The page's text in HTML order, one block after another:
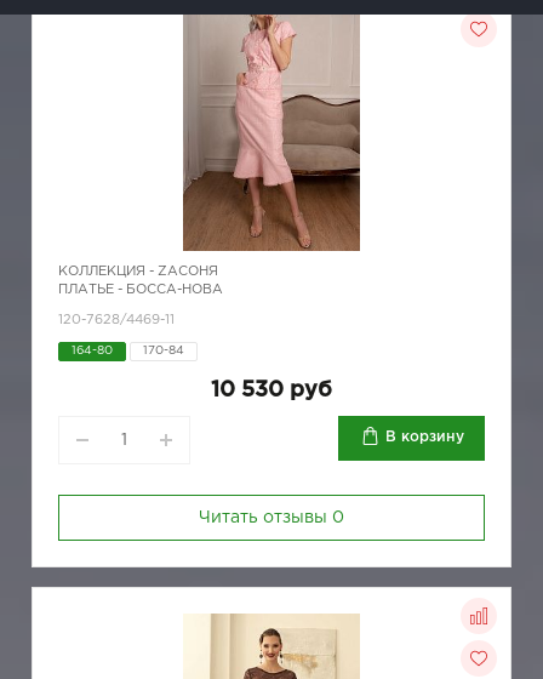
КОЛЛЕКЦИЯ - ZAСОНЯ
ПЛАТЬЕ - БОССА-НОВА
120-7628/4469-11
164-80 170-84
10 530 руб
В корзину
Читать отзывы 0